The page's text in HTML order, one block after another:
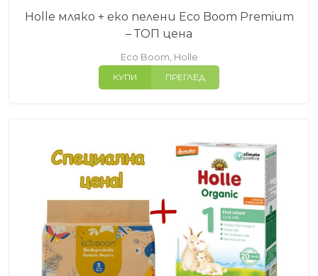
Holle мляко + еко пелени Eco Boom Premium
– ТОП цена
Eco Boom, Holle
КУПИ ПРЕГЛЕД